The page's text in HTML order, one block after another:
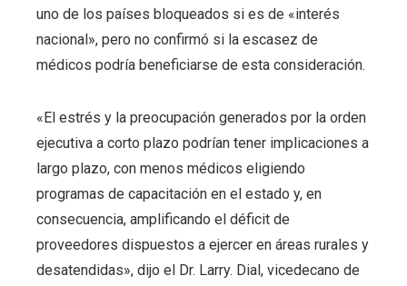
uno de los países bloqueados si es de «interés
nacional», pero no confirmó si la escasez de
médicos podría beneficiarse de esta consideración.
«El estrés y la preocupación generados por la orden
ejecutiva a corto plazo podrían tener implicaciones a
largo plazo, con menos médicos eligiendo
programas de capacitación en el estado y, en
consecuencia, amplificando el déficit de
proveedores dispuestos a ejercer en áreas rurales y
desatendidas», dijo el Dr. Larry. Dial, vicedecano de